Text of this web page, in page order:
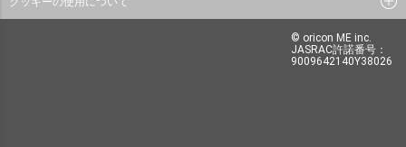
© oricon ME inc.
JASRAC許諾番号：
9009642140Y38026